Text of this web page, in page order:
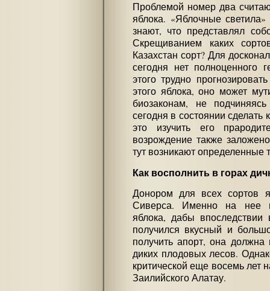
Проблемой номер два
яблока. «Яблочные
знают, что представлял
Скрещиванием каких
Казахстан сорт? Для
сегодня нет полноценного
этого трудно
этого яблока, оно может
биозаконам, не
сегодня в состоянии сделать
это изучить его
возрождение также
тут возникают определенные
Как восполнить в горах
Донором для всех сортов
Сиверса. Именно на нее
яблока, дабы впоследствии
получился вкусный и
получить апорт, она должна
диких плодовых лесов.
критической еще восемь лет
Заилийского Алатау.